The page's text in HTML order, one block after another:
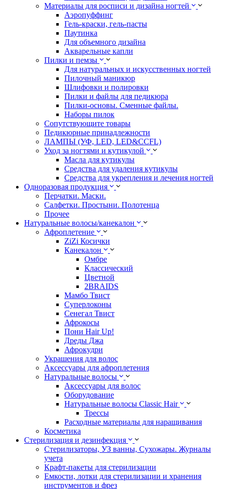
Материалы для росписи и дизайна ногтей
Аэропуффинг
Гель-краски, гель-пасты
Паутинка
Для объемного дизайна
Акварельные капли
Пилки и пемзы
Для натуральных и искусственных ногтей
Пилочный маникюр
Шлифовки и полировки
Пилки и файлы для педикюра
Пилки-основы. Сменные файлы.
Наборы пилок
Сопутствующите товары
Педикюрные принадлежности
ЛАМПЫ (УФ, LED, LED&CCFL)
Уход за ногтями и кутикулой
Масла для кутикулы
Средства для удаления кутикулы
Средства для укрепления и лечения ногтей
Одноразовая продукция
Перчатки. Маски.
Салфетки. Простыни. Полотенца
Прочее
Натуральные волосы/канекалон
Афроплетение
ZiZi Косички
Канекалон
Омбре
Классический
Цветной
2BRAIDS
Мамбо Твист
Суперлоконы
Сенегал Твист
Афрокосы
Пони Hair Up!
Дреды Джа
Афрокудри
Украшения для волос
Аксессуары для афроплетения
Натуральные волосы
Аксессуары для волос
Оборудование
Натуральные волосы Classic Hair
Трессы
Расходные материалы для наращивания
Косметика
Стерилизация и дезинфекция
Стерилизаторы, УЗ ванны, Сухожары. Журналы
учета
Крафт-пакеты для стерилизации
Емкости, лотки для стерилизации и хранения
инструментов и фрез